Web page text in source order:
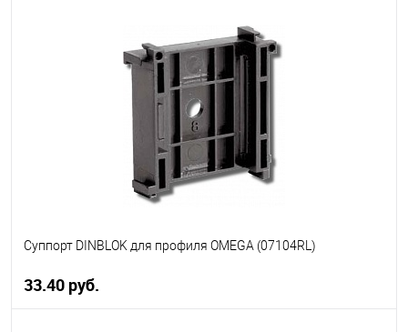
В корзину
В наличии
Суппорт DINBLOK для профиля OMEGA (07104RL)
33.40 руб.